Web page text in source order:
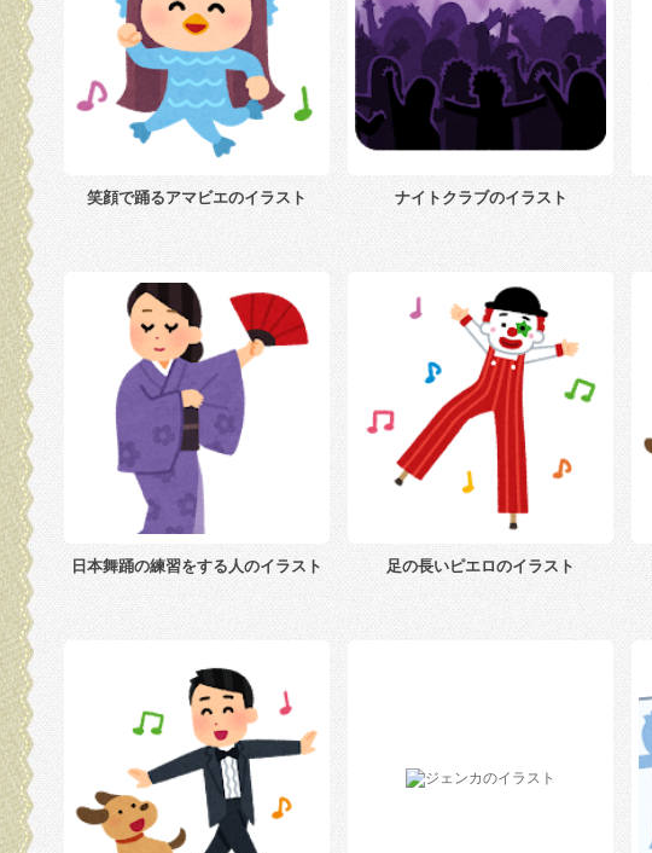
笑顔で踊るアマビエのイラスト ナイトクラブのイラスト
日本舞踊の練習をする人のイラスト 足の長いピエロのイラスト